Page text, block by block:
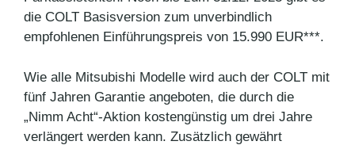
die COLT Basisversion zum unverbindlich
empfohlenen Einführungspreis von 15.990 EUR***.
Wie alle Mitsubishi Modelle wird auch der COLT mit
fünf Jahren Garantie angeboten, die durch die
„Nimm Acht“-Aktion kostengünstig um drei Jahre
verlängert werden kann. Zusätzlich gewährt